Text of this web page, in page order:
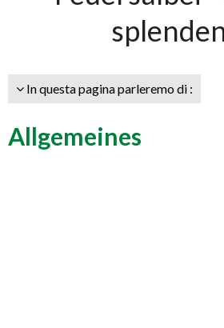
In questa pagina parleremo di :
Allgemeines